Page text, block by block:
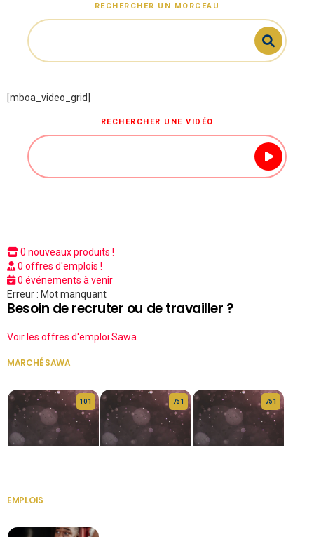
RECHERCHER UN MORCEAU
[mboa_video_grid]
RECHERCHER UNE VIDÉO
0 nouveaux produits !
0 offres d'emplois !
0 événements à venir
Erreur : Mot manquant
Besoin de recruter ou de travailler ?
Voir les offres d'emploi Sawa
MARCHÉ SAWA
10 1 75 1 75 1
EMPLOIS